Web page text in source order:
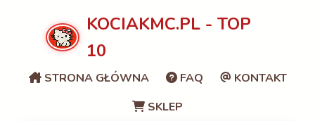
KOCIAKMC.PL - TOP
10
STRONA GŁÓWNA FAQ
KONTAKT
SKLEP